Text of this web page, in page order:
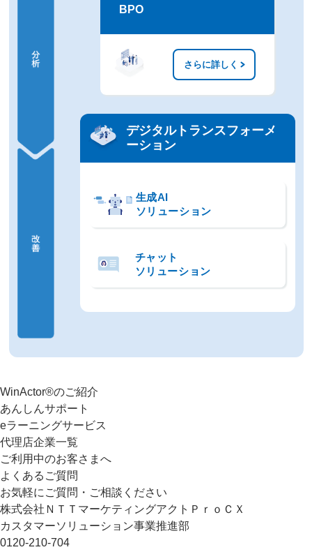
BPO
さらに詳しく
デジタルトランスフォーメ
ーション
生成AI
ソリューション
チャット
ソリューション
WinActor®のご紹介
あんしんサポート
eラーニングサービス
代理店企業一覧
ご利用中のお客さまへ
よくあるご質問
お気軽にご質問・ご相談ください
株式会社ＮＴＴマーケティングアクトＰｒｏＣＸ
カスタマーソリューション事業推進部
0120-210-704